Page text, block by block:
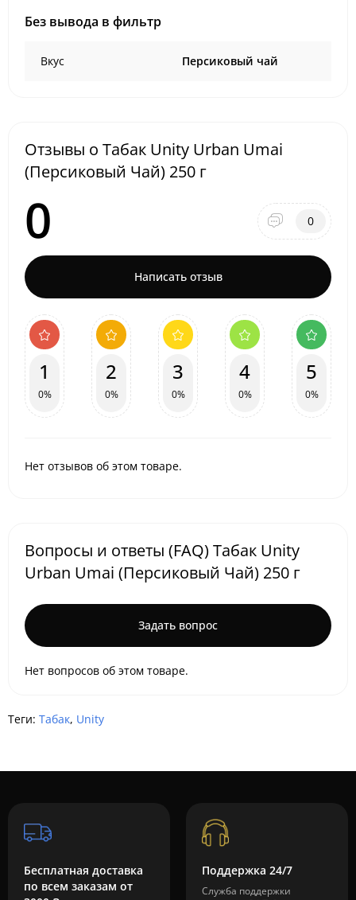
Без вывода в фильтр
Вкус Персиковый чай
Отзывы о Табак Unity Urban Umai
(Персиковый Чай) 250 г
0 0
Написать отзыв
1
0%
2
0%
3
0%
4
0%
5
0%
Нет отзывов об этом товаре.
Вопросы и ответы (FAQ) Табак Unity
Urban Umai (Персиковый Чай) 250 г
Задать вопрос
Нет вопросов об этом товаре.
Теги: Табак, Unity
Бесплатная доставка
по всем заказам от
Поддержка 24/7
Служба поддержки